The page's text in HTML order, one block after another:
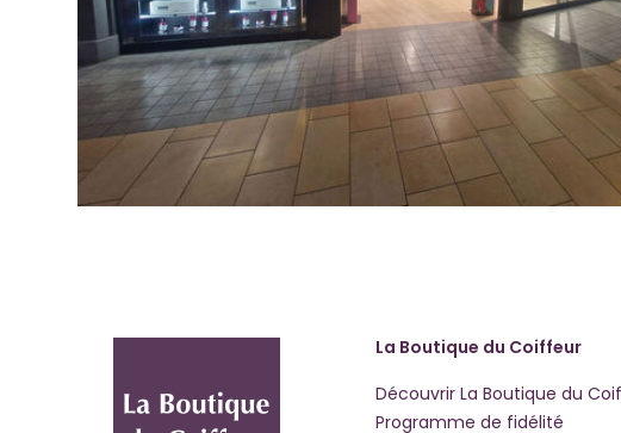
La Boutique du Coiffeur
Découvrir La Boutique du
Programme de fidélité